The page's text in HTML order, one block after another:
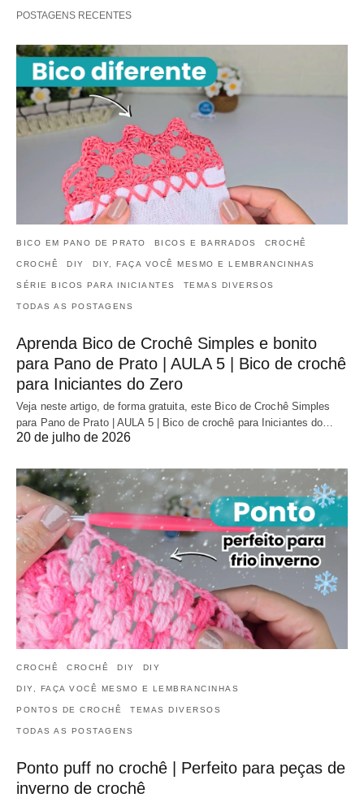
POSTAGENS RECENTES
BICO EM PANO DE PRATO BICOS E BARRADOS CROCHÊ
CROCHÊ DIY DIY, FAÇA VOCÊ MESMO E LEMBRANCINHAS
SÉRIE BICOS PARA INICIANTES TEMAS DIVERSOS
TODAS AS POSTAGENS
Aprenda Bico de Crochê Simples e bonito
para Pano de Prato | AULA 5 | Bico de crochê
para Iniciantes do Zero
Veja neste artigo, de forma gratuita, este Bico de Crochê Simples
para Pano de Prato | AULA 5 | Bico de crochê para Iniciantes do…
20 de julho de 2026
CROCHÊ CROCHÊ DIY DIY
DIY, FAÇA VOCÊ MESMO E LEMBRANCINHAS
PONTOS DE CROCHÊ TEMAS DIVERSOS
TODAS AS POSTAGENS
Ponto puff no crochê | Perfeito para peças de
inverno de crochê